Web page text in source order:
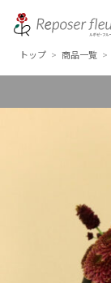
トップ > 商品一覧 >